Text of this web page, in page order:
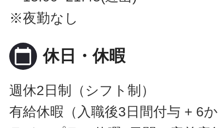
※夜勤なし
calendar_today 休日・休暇
週休2日制（シフト制）
有給休暇（入職後3日間付与 + 6